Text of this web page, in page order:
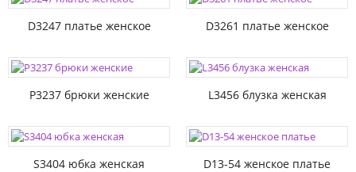
D3247 платье женское D3261 платье женское
P3237 брюки женские L3456 блузка женская
S3404 юбка женская D13-54 женское платье